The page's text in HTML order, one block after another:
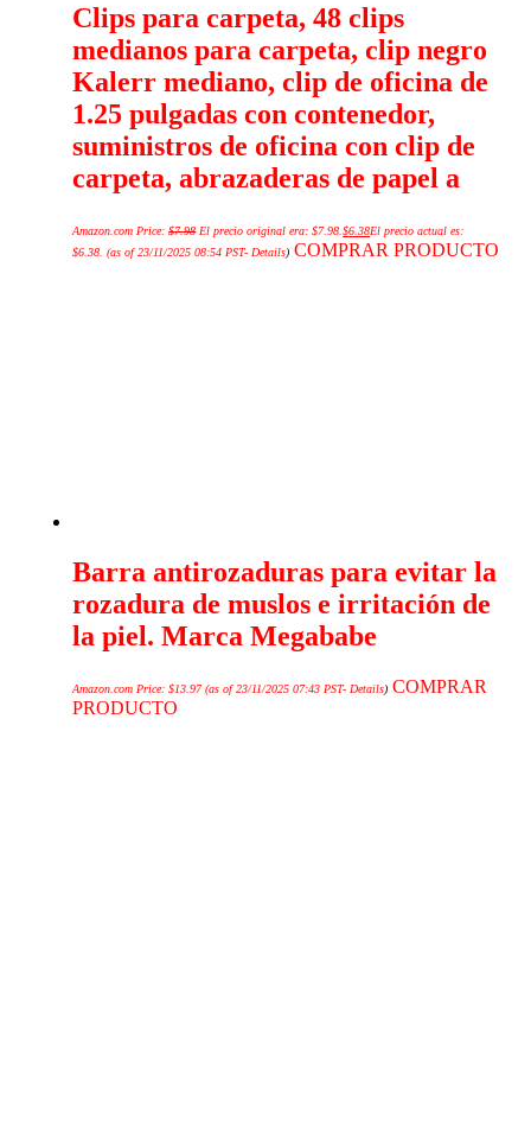
Clips para carpeta, 48 clips
medianos para carpeta, clip negro
Kalerr mediano, clip de oficina de
1.25 pulgadas con contenedor,
suministros de oficina con clip de
carpeta, abrazaderas de papel a
Amazon.com Price:$7.98 El precio original era: $7.98.$6.38El precio actual es:
$6.38. (as of 23/11/2025 08:54 PST- Details) COMPRAR PRODUCTO
Barra antirozaduras para evitar la
rozadura de muslos e irritación de
la piel. Marca Megababe
Amazon.com Price:$13.97(as of 23/11/2025 07:43 PST- Details) COMPRAR
PRODUCTO